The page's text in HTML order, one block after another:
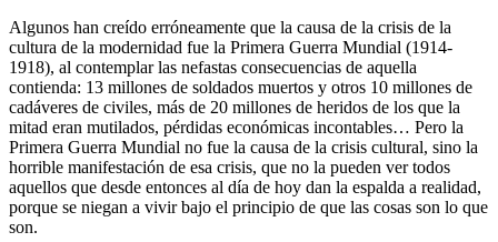
Algunos han creído erróneamente que la causa de la crisis de la
cultura de la modernidad fue la Primera Guerra Mundial (1914-
1918), al contemplar las nefastas consecuencias de aquella
contienda: 13 millones de soldados muertos y otros 10 millones de
cadáveres de civiles, más de 20 millones de heridos de los que la
mitad eran mutilados, pérdidas económicas incontables… Pero la
Primera Guerra Mundial no fue la causa de la crisis cultural, sino la
horrible manifestación de esa crisis, que no la pueden ver todos
aquellos que desde entonces al día de hoy dan la espalda a realidad,
porque se niegan a vivir bajo el principio de que las cosas son lo que
son.